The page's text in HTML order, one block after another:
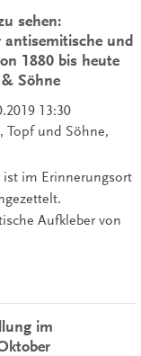
sehen:
antisemitische und
1880 bis heute
Söhne
13:30
Topf und Söhne,
ist im Erinnerungsort
Aufkleber von
im